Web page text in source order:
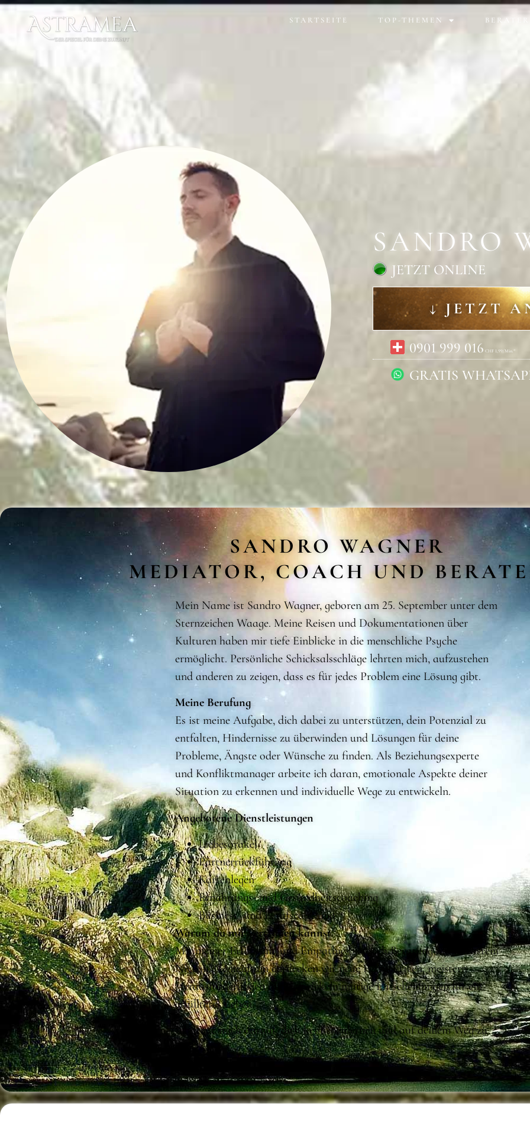
STARTSEITE TOP-THEMEN BERATER
SANDRO
JETZT ONLINE
↓ JETZT
0901 999 016 CHF 1,99/Min.*
GRATIS
SANDRO WAGNER
MEDIATOR, COACH UND
Mein Name ist Sandro Wagner, geboren am 25. September unter dem
Sternzeichen Waage. Meine Reisen und Dokumentationen über
Kulturen haben mir tiefe Einblicke in die menschliche Psyche
ermöglicht. Persönliche Schicksalsschläge lehrten mich, aufzustehen
und anderen zu zeigen, dass es für jedes Problem eine Lösung gibt.
Meine Berufung
Es ist meine Aufgabe, dich dabei zu unterstützen, dein Potenzial zu
entfalten, Hindernisse zu überwinden und Lösungen für deine
Probleme, Ängste oder Wünsche zu finden. Als Beziehungsexperte
und Konfliktmanager arbeite ich daran, emotionale Aspekte deiner
Situation zu erkennen und individuelle Wege zu entwickeln.
Angebotene Dienstleistungen
Liebesorakel
Partnerrückführung
Kartenlegen
Ernährungs- und Gesundheitscoaching
Business- und Berufscoaching
Warum du mir vertrauen kannst
Mit meiner Erfahrung und Empathie biete ich Beratung auf höchstem
Niveau. Gemeinsam entdecken wir neue Perspektiven, meistern
Herausforderungen und entwickeln mutige Entscheidungen für ein
erfüllteres Leben.
Ich freue mich darauf, dich kennenzulernen und auf deinem Weg zu
begleiten.